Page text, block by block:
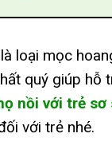
loại mọc
quý giúp hỗ
nồi với trẻ sơ
với trẻ nhé.